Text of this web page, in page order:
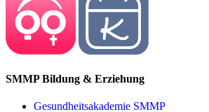
SMMP Bildung & Erziehung
Gesundheitsakademie SMMP